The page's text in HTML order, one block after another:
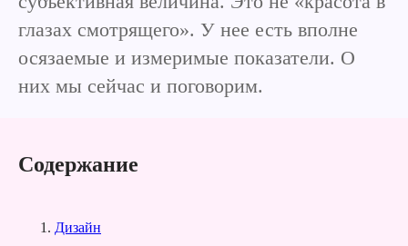
глазах смотрящего». У нее есть вполне
осязаемые и измеримые показатели. О
них мы сейчас и поговорим.
Содержание
Дизайн